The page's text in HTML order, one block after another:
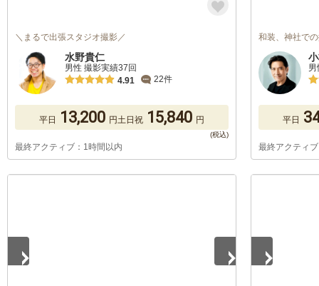
＼まるで出張スタジオ撮影／
水野貴仁
男性 撮影実績37回
4.91
22件
平日 13,200 円土日祝 15,840 円
最終アクティブ：1時間以内
和装、神社で
男
平日
最終アクティ